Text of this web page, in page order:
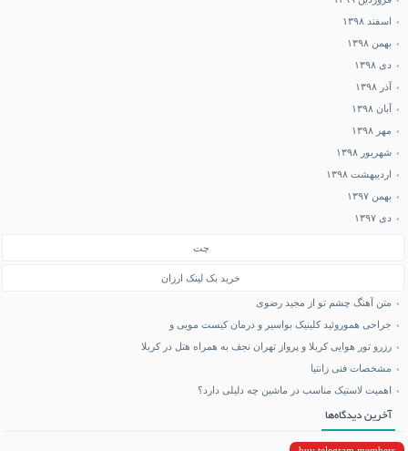
اسفند ۱۳۹۸
بهمن ۱۳۹۸
دی ۱۳۹۸
آذر ۱۳۹۸
آبان ۱۳۹۸
مهر ۱۳۹۸
شهریور ۱۳۹۸
اردیبهشت ۱۳۹۸
بهمن ۱۳۹۷
دی ۱۳۹۷
چت
خرید بک لینک ارزان
متن آهنگ چشم تو از مجید رضوی
جراحی هموروئید کلینیک بواسیر و درمان کیست مویی و
رزرو تور هوایی کربلا و پرواز تهران نجف به همراه هتل در کربلا
مشخصات فنی زانتیا
اهمیت لاستیک مناسب در ماشین چه دلیلی دارد؟
آخرین دیدگاه‌ها